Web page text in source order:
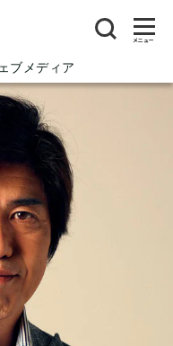
ブメディア
メニュー